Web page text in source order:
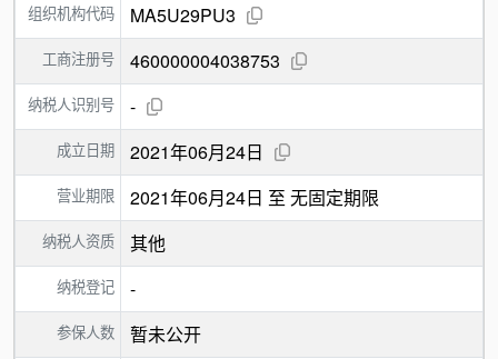
组织机构代码 MA5U29PU3
工商注册号 460000004038753
纳税人识别号 -
成立日期 2021年06月24日
营业期限 2021年06月24日 至 无固定期限
纳税人资质 其他
纳税登记 -
参保人数 暂未公开